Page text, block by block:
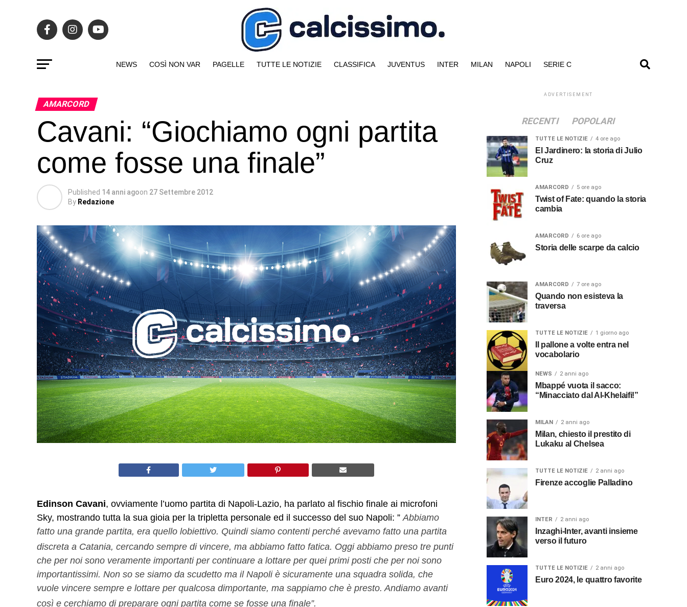
NEWS COSÌ NON VAR PAGELLE TUTTE LE NOTIZIE CLASSIFICA JUVENTUS INTER MILAN NAPOLI SERIE C
AMARCORD
Cavani: “Giochiamo ogni partita
come fosse una finale”
Published 14 anni agoon 27 Settembre 2012
By Redazione
Edinson Cavani, ovviamente l’uomo partita di Napoli-Lazio, ha parlato al fischio finale ai microfoni
Sky, mostrando tutta la sua gioia per la tripletta personale ed il successo del suo Napoli: ” Abbiamo
fatto una grande partita, era quello lobiettivo. Quindi siamo contenti perché avevamo fatto una partita
discreta a Catania, cercando sempre di vincere, ma abbiamo fatto fatica. Oggi abbiamo preso tre punti
che per noi sono veramente importanti per continuare a lottare per quei primi posti che per noi sono
importantissimi. Non so se siamo da scudetto ma il Napoli è sicuramente una squadra solida, che
vuole vincere sempre e lottare per qualcosa dimportante, ma sappiamo che è presto. Andiamo avanti
così e cerchiamo di preparare ogni partita come se fosse una finale”.
ADVERTISEMENT
RECENTI POPOLARI
TUTTE LE NOTIZIE 4 ore ago
El Jardinero: la storia di Julio
Cruz
AMARCORD 5 ore ago
Twist of Fate: quando la storia
cambia
AMARCORD 6 ore ago
Storia delle scarpe da calcio
AMARCORD 7 ore ago
Quando non esisteva la
traversa
TUTTE LE NOTIZIE 1 giorno ago
Il pallone a volte entra nel
vocabolario
NEWS 2 anni ago
Mbappé vuota il sacco:
“Minacciato dal Al-Khelaifi!”
MILAN 2 anni ago
Milan, chiesto il prestito di
Lukaku al Chelsea
TUTTE LE NOTIZIE 2 anni ago
Firenze accoglie Palladino
INTER 2 anni ago
Inzaghi-Inter, avanti insieme
verso il futuro
TUTTE LE NOTIZIE 2 anni ago
Euro 2024, le quattro favorite